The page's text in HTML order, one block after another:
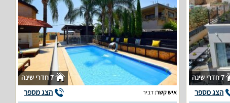
7 חדרי שינה
הצג מספר
7 חדרי שינה
איש קשר:דביר הצג מספר